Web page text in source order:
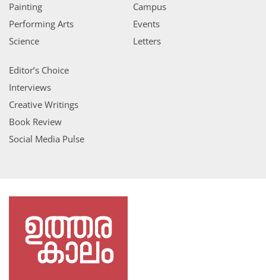
Painting
Performing Arts
Science
Campus
Events
Letters
Editor’s Choice
Interviews
Creative Writings
Book Review
Social Media Pulse